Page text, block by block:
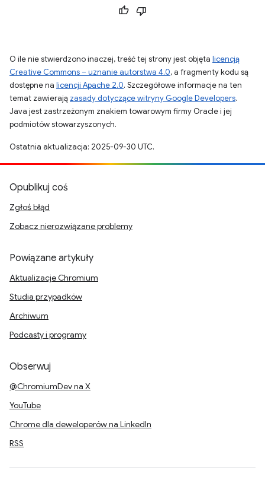
O ile nie stwierdzono inaczej, treść tej strony jest objęta licencją
Creative Commons – uznanie autorstwa 4.0, a fragmenty kodu są
dostępne na licencji Apache 2.0. Szczegółowe informacje na ten
temat zawierają zasady dotyczące witryny Google Developers.
Java jest zastrzeżonym znakiem towarowym firmy Oracle i jej
podmiotów stowarzyszonych.
Ostatnia aktualizacja: 2025-09-30 UTC.
Opublikuj coś
Zgłoś błąd
Zobacz nierozwiązane problemy
Powiązane artykuły
Aktualizacje Chromium
Studia przypadków
Archiwum
Podcasty i programy
Obserwuj
@ChromiumDev na X
YouTube
Chrome dla deweloperów na LinkedIn
RSS